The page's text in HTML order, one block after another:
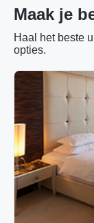
Maak je
Haal het beste
opties.